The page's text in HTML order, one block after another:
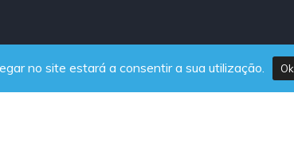
no site estará a consentir a sua utilização.
Ok